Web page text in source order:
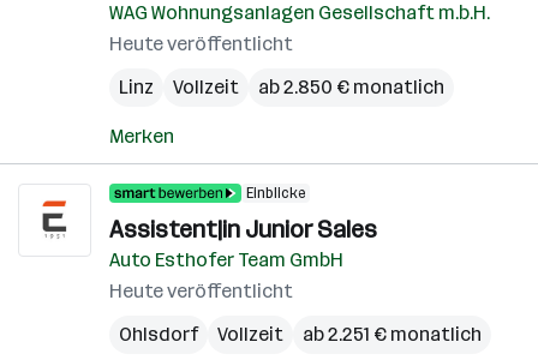
WAG Wohnungsanlagen Gesellschaft m.b.H.
Heute veröffentlicht
Linz
Vollzeit ab 2.850 € monatlich
Merken
Einblicke
Assistent|in Junior Sales
Auto Esthofer Team GmbH
Heute veröffentlicht
Ohlsdorf
Vollzeit ab 2.251 € monatlich